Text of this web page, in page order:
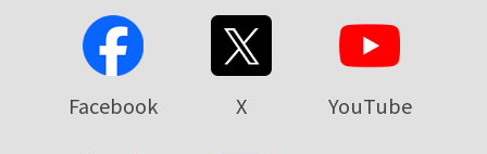
Facebook X YouTube